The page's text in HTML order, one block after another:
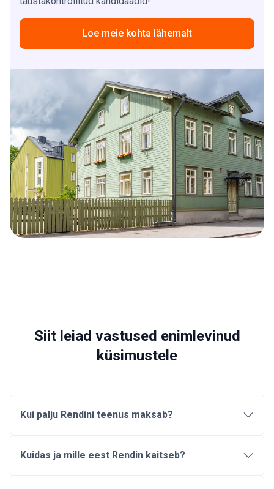
Loe meie kohta lähemalt
Siit leiad vastused enimlevinud
küsimustele
Kui palju Rendini teenus maksab?
Kuidas ja mille eest Rendin kaitseb?